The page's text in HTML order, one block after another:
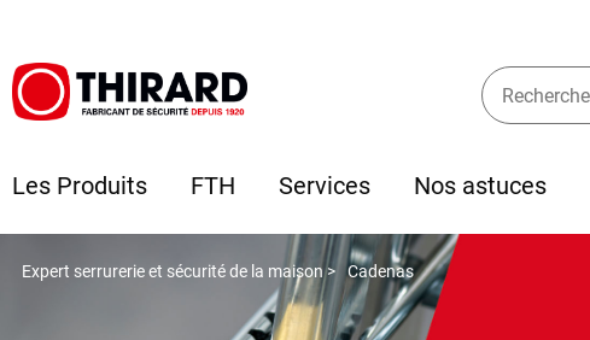
Les Produits FTH Services Nos astuces
Expert serrurerie et sécurité de la maison > Cadenas